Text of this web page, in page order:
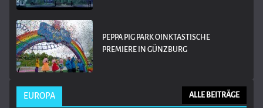
PEPPA PIG PARK OINKTASTISCHE
PREMIERE IN GÜNZBURG
EUROPA ALLE BEITRÄGE